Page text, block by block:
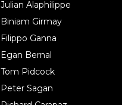
Julian Alaphilippe
Biniam Girmay
Filippo Ganna
Egan Bernal
Tom Pidcock
Peter Sagan